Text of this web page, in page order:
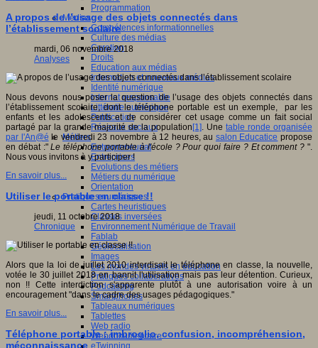
Programmation
Médias
Compétences informationnelles
Culture des médias
Curation
Droits
Education aux médias
Information et nouveaux médias
Identité numérique
Internet responsable
Littératie numérique
Publication
Réseaux sociaux
Métiers
Entrepreneuriat
Entreprises
Evolutions des métiers
Métiers du numérique
Orientation
Pratiques numériques
Cartes heuristiques
Classes inversées
Environnement Numérique de Travail
Fablab
Géolocalisation
Images
Les mondes virtuels en éducation
Pratiques collaboratives
Podcasting
Smartphones
Tableaux numériques
Tablettes
Web radio
Webdocumentaire
eTwinning
A propos de l’usage des objets connectés dans
l’établissement scolaire
mardi, 06 novembre 2018
Analyses
Nous devons nous poser la question de l’usage des objets connectés dans
l’établissement scolaire, dont le téléphone portable est un exemple, par les
enfants et les adolescents et de considérer cet usage comme un fait social
partagé par la grande majorité de la population [1]. Une table ronde organisée
par l'An@é le vendredi 23 novembre à 12 heures, au salon Educatice propose
en débat :"Le téléphone portable à l'école ? Pour quoi faire ? Et comment ? ".
Nous vous invitons à y participer !
En savoir plus...
Utiliser le portable en classe !!
jeudi, 11 octobre 2018
Chronique
Alors que la loi de juillet 2010 interdisait le téléphone en classe, la nouvelle,
votée le 30 juillet 2018 en bannit l'utilisation mais pas leur détention. Curieux,
non !! Cette interdiction s'apparente plutôt à une autorisation voire à un
encouragement "dans le cadre des usages pédagogiques."
En savoir plus...
Téléphone portable : imbroglio, confusion, incompréhension,
méconnaissance